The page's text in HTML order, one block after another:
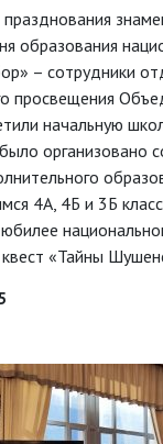
образования
– сотрудники
просвещения
начальную
организовано
4А, 4Б и 3Б
«Тайны